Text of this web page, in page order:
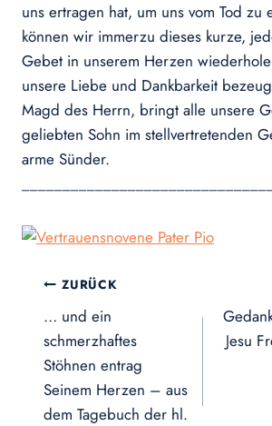
uns ertragen hat, um uns vom Tod zu
können wir immerzu dieses kurze,
Gebet in unserem Herzen
unsere Liebe und Dankbarkeit
Magd des Herrn, bringt alle unsere
geliebten Sohn im stellvertretenden
arme Sünder.
Beitragsnavigation
ZURÜCK
… und ein
schmerzhaftes
Stöhnen entrag
Seinem Herzen – aus
dem Tagebuch der hl.
Jesu